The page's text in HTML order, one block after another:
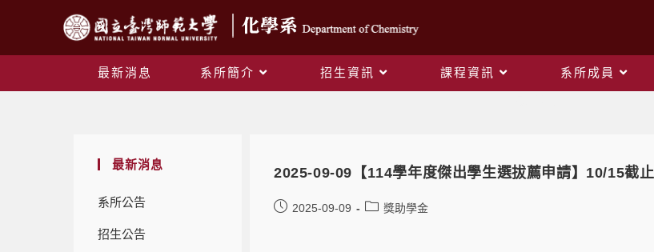
最新消息 系所簡介 招生資訊 課程資訊 系所成員
最新消息
系所公告
招生公告
2025-09-09【114學年度傑出學生選拔薦申請】10/15截止
2025-09-09 獎助學金